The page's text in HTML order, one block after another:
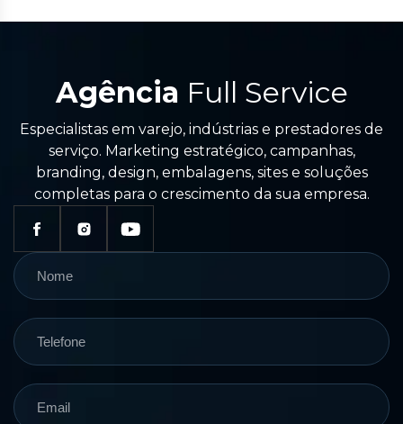
Agência Full Service
Especialistas em varejo, indústrias e prestadores de
serviço. Marketing estratégico, campanhas,
branding, design, embalagens, sites e soluções
completas para o crescimento da sua empresa.